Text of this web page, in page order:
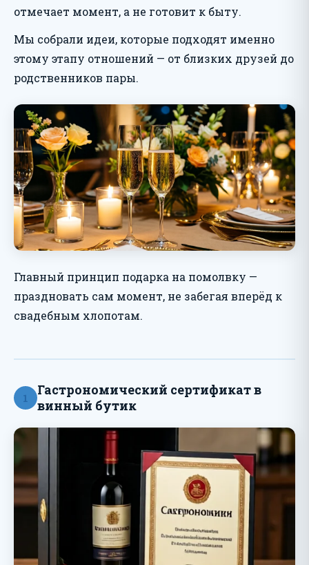
отмечает момент, а не готовит к быту.
Мы собрали идеи, которые подходят именно
этому этапу отношений — от близких друзей до
родственников пары.
Главный принцип подарка на помолвку —
праздновать сам момент, не забегая вперёд к
свадебным хлопотам.
1
Гастрономический сертификат в
винный бутик